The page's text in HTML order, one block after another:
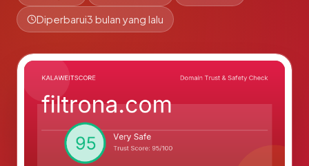
Diperbarui3 bulan yang lalu